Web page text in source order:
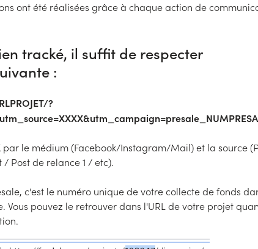
ont été réalisées grâce à chaque action de
tracké, il suffit de respecter
:
?
par le médium (Facebook/Instagram/Mail) et la source
Post de relance 1 / etc).
c'est le numéro unique de votre collecte de fonds
Vous pouvez le retrouver dans l'URL de votre projet